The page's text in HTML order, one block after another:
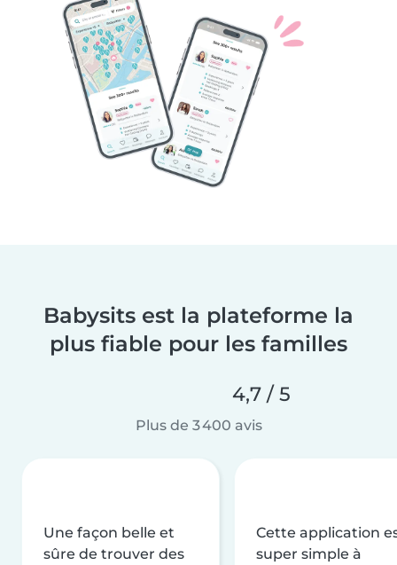
Babysits est la plateforme la
plus fiable pour les familles
4,7 / 5
Plus de 3 400 avis
Une façon belle et
sûre de trouver des
Cette application
super simple à